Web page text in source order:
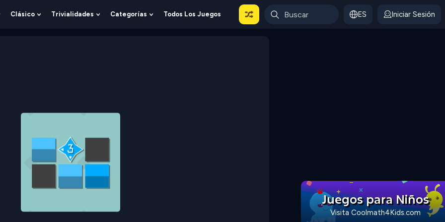
Show
Clásico
Show
Trivialidades
Show
Categorías
Show
Todos Los Juegos ES Iniciar Sesión
Juegos para Niños
Visita Coolmath4Kids.com